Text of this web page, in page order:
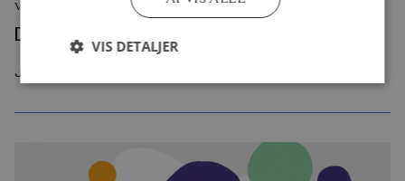
VÆRKTØJ OG GRAFIK
Develop Toolkit
Juni 2021
VIS DETALJER